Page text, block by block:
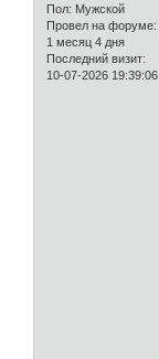
Пол: Мужской
Провел на форуме:
1 месяц 4 дня
Последний визит:
10-07-2026 19:39:06